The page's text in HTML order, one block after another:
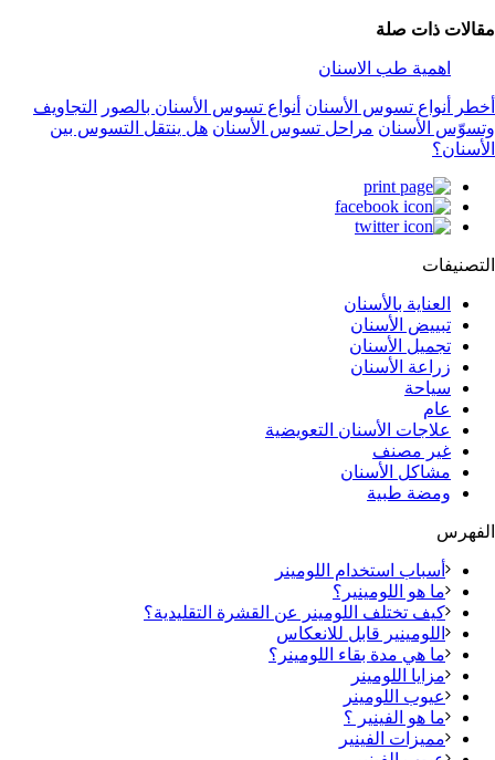
مقالات ذات صلة
اهمية طب الاسنان
أخطر أنواع تسوس الأسنان أنواع تسوس الأسنان بالصور
التجاويف
وتسوّس الأسنان مراحل تسوس الأسنان هل ينتقل التسوس بين
الأسنان؟
التصنيفات
العناية بالأسنان
تبييض الأسنان
تجميل الأسنان
زراعة الأسنان
سياحة
عام
علاجات الأسنان التعويضية
غير مصنف
مشاكل الأسنان
ومضة طبية
الفهرس
أسباب استخدام اللومينر
ما هو اللومينير؟
كيف تختلف اللومينر عن القشرة التقليدية؟
اللومينير قابل للانعكاس
ما هي مدة بقاء اللومينر؟
مزايا اللومينر
عيوب اللومينر
ما هو الفينير ؟
مميزات الفينير